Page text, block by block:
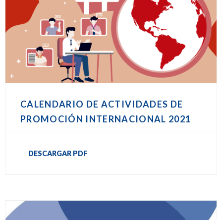
CALENDARIO DE ACTIVIDADES DE
PROMOCIÓN INTERNACIONAL 2021
DESCARGAR PDF